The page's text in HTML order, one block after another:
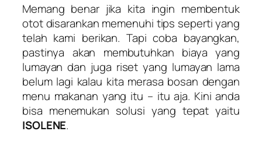
Memang benar jika kita ingin membentuk
otot disarankan memenuhi tips seperti yang
telah kami berikan. Tapi coba bayangkan,
pastinya akan membutuhkan biaya yang
lumayan dan juga riset yang lumayan lama
belum lagi kalau kita merasa bosan dengan
menu makanan yang itu – itu aja. Kini anda
bisa menemukan solusi yang tepat yaitu
ISOLENE.